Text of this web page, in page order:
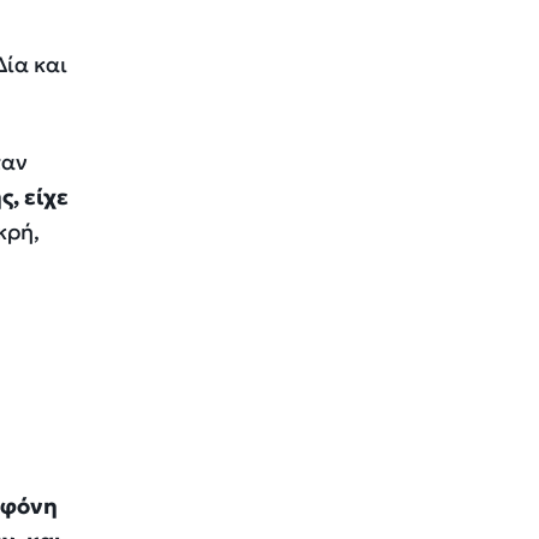
και
είχε